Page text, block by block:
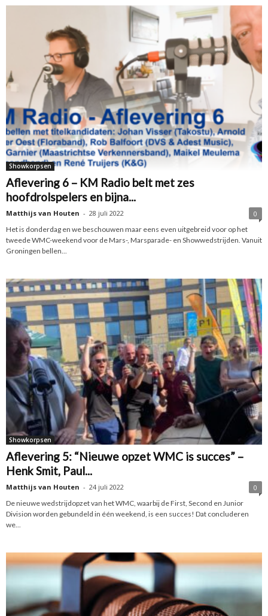
Showkorpsen
Aflevering 6 – KM Radio belt met zes
hoofdrolspelers en bijna...
Matthijs van Houten - 28 juli 2022
0
Het is donderdag en we beschouwen maar eens even uitgebreid voor op het
tweede WMC-weekend voor de Mars-, Marsparade- en Showwedstrijden. Vanuit
Groningen bellen...
Showkorpsen
Aflevering 5: “Nieuwe opzet WMC is succes” –
Henk Smit, Paul...
Matthijs van Houten - 24 juli 2022
0
De nieuwe wedstrijdopzet van het WMC, waarbij de First, Second en Junior
Division worden gebundeld in één weekend, is een succes! Dat concluderen
we...